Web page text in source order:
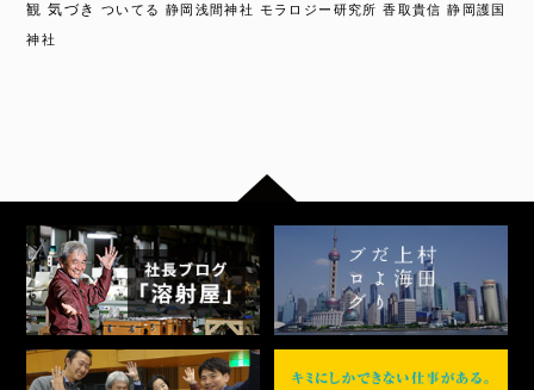
観 気づき ついてる 静岡浅間神社 モラロジー研究所 香取貴信 静岡護国
神社